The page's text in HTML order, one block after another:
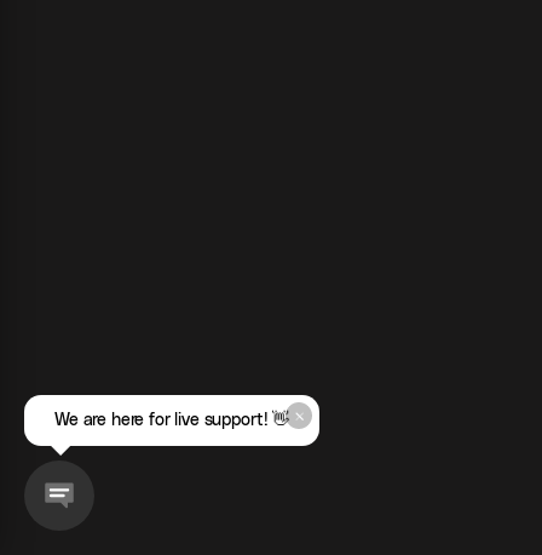
We are here for live support! 👋